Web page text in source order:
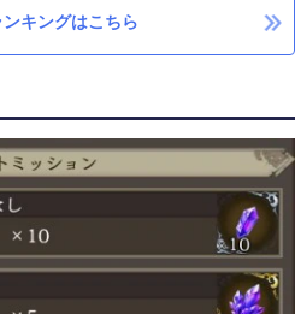
キングはこちら